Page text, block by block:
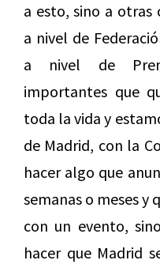
a esto, sino a otras
a nivel de
a nivel de
importantes que
toda la vida y
de Madrid, con la
hacer algo que
semanas o meses y
con un evento,
hacer que Madrid